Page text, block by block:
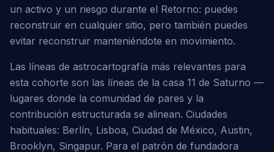
un activo y un riesgo durante el Retorno: puedes
reconstruir en cualquier sitio, pero también puedes
evitar reconstruir manteniéndote en movimiento.
Las líneas de astrocartografía más relevantes para
esta cohorte son las líneas de la casa 11 de Saturno —
lugares donde la comunidad de pares y la
contribución estructurada se alinean. Ciudades
habituales: Berlín, Lisboa, Ciudad de México, Austin,
Brooklyn, Singapur. Para el patrón de fundadora